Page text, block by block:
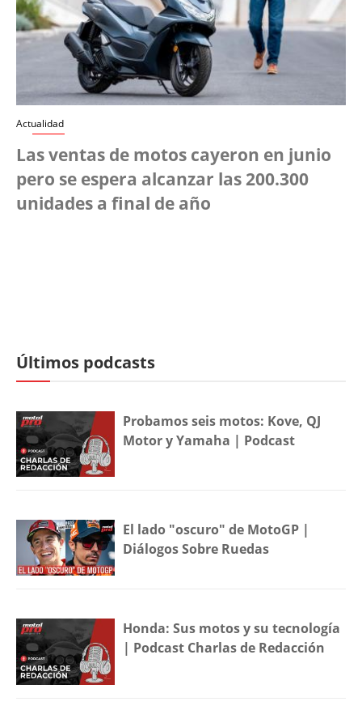
Actualidad
Las ventas de motos cayeron en junio
pero se espera alcanzar las 200.300
unidades a final de año
Últimos podcasts
Probamos seis motos: Kove, QJ
Motor y Yamaha | Podcast
El lado "oscuro" de MotoGP |
Diálogos Sobre Ruedas
Honda: Sus motos y su tecnología
| Podcast Charlas de Redacción